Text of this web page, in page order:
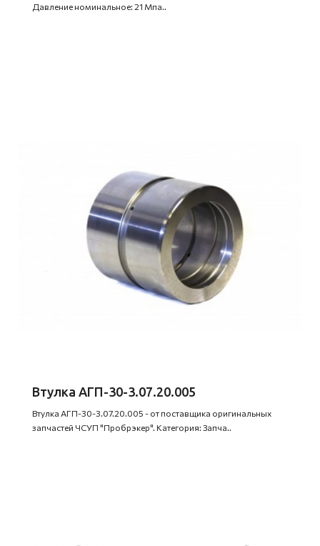
Давление номинальное: 21 Мпа..
Втулка АГП-30-3.07.20.005
Втулка АГП-30-3.07.20.005 - от поставщика оригинальных
запчастей ЧСУП "Пробрэкер". Категория: Запча..